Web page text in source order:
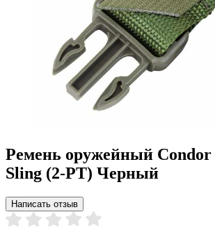
Ремень оружейный Condor
Sling (2-PT) Черный
Написать отзыв